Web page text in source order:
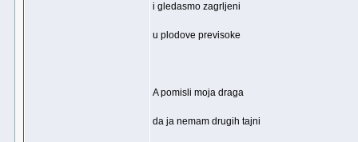
i gledasmo zagrljeni
u plodove previsoke
A pomisli moja draga
da ja nemam drugih tajni